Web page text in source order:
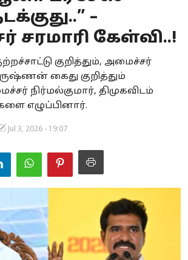
–
சரமாரி கேள்வி..!
குறித்தும், அமைச்சர்
கைது குறித்தும்
நிர்மல்குமார், திமுகவிடம்
எழுப்பினார்.
Jul 3, 2026 - 19:07